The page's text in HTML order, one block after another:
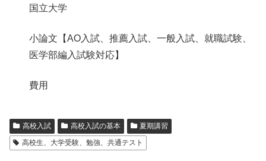
国立大学
小論文【AO入試、推薦入試、一般入試、就職試験、
医学部編入試験対応】
費用
高校入試 高校入試の基本
夏期講習
高校生、大学受験、勉強、共通テスト